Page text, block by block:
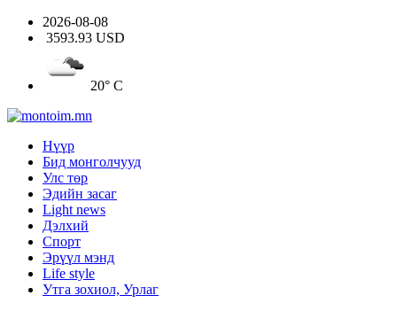
2026-08-08
3593.93 USD
20° C
Нүүр
Бид монголчууд
Улс төр
Эдийн засаг
Light news
Дэлхий
Спорт
Эрүүл мэнд
Life style
Утга зохиол, Урлаг